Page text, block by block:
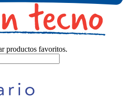
productos favoritos.